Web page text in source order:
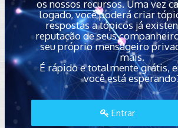
os nossos recursos. Uma vez
logado, você poderá criar
respostas a tópicos já
reputação de seus
seu próprio mensageiro
mais.
É rápido e totalmente grátis,
você está
Entrar